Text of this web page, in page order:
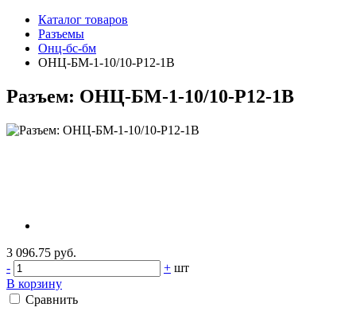
Каталог товаров
Разъемы
Онц-бс-бм
ОНЦ-БМ-1-10/10-Р12-1В
Разъем: ОНЦ-БМ-1-10/10-Р12-1В
3 096.75 руб.
-
+ шт
В корзину
Сравнить